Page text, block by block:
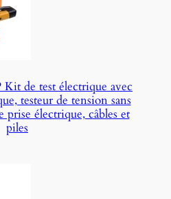
de test électrique avec
testeur de tension sans
prise électrique, câbles et
piles